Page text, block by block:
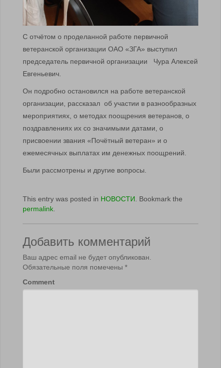
С отчётом о проделанной работе первичной
ветеранской организации ОАО «ЗГА» выступил
председатель первичной организации Чура Алексей
Евгеньевич.
Он подробно остановился на работе ветеранской
организации, рассказал об участии в разнообразных
мероприятиях, о методах поощрения ветеранов, о
поздравлениях их со значимыми датами, о
присвоении звания «Почётный ветеран» и о
ежемесячных выплатах им денежных поощрений.
Были рассмотрены и другие вопросы.
This entry was posted in НОВОСТИ. Bookmark the
permalink.
Добавить комментарий
Ваш адрес email не будет опубликован.
Обязательные поля помечены *
Comment